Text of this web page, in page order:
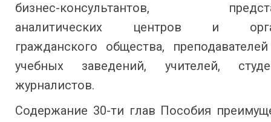
бизнес-консультантов,
аналитических центров и
гражданского общества,
учебных заведений, учителей,
журналистов.
Содержание 30-ти глав Пособия